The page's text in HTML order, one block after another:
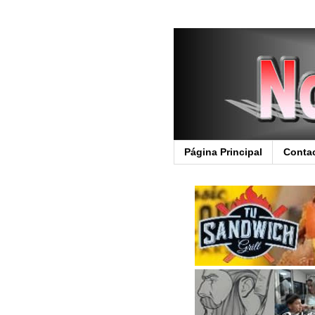
Página Principal